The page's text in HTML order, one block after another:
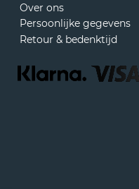
Over ons
Persoonlijke gegevens
Retour & bedenktijd